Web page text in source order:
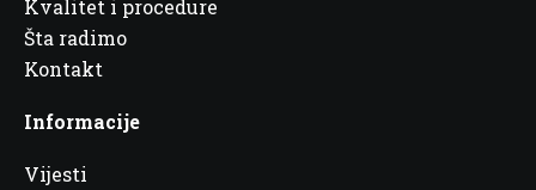
Kvalitet i procedure
Šta radimo
Kontakt
Informacije
Vijesti